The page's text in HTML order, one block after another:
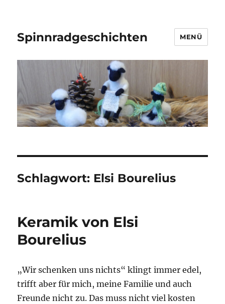
Spinnradgeschichten MENÜ
Schlagwort: Elsi Bourelius
Keramik von Elsi
Bourelius
„Wir schenken uns nichts“ klingt immer edel,
trifft aber für mich, meine Familie und auch
Freunde nicht zu. Das muss nicht viel kosten